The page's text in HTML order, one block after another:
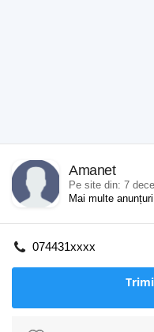
Amanet
Pe site din: 7
Mai multe
074431xxxx